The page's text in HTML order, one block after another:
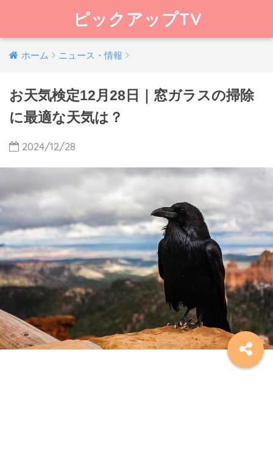
ピックアップTV
ホーム ニュース・情報
お天気検定12月28日｜窓ガラスの掃除
に最適な天気は？
2024/12/28